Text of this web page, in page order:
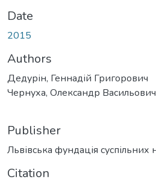
Date
2015
Authors
Дедурін, Геннадій Григорович
Чернуха, Олександр Васильович
Publisher
Львівська фундація суспільних
Citation